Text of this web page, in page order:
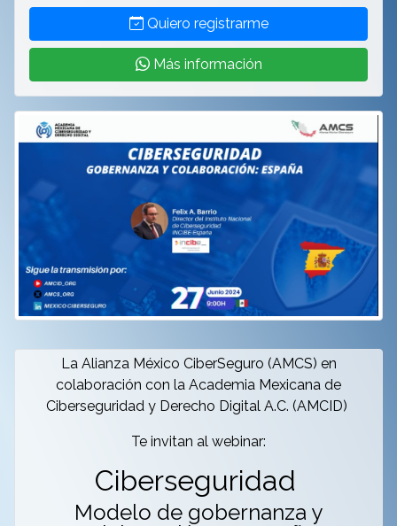
La Alianza México CiberSeguro (AMCS) en
colaboración con la Academia Mexicana de
Ciberseguridad y Derecho Digital A.C. (AMCID)
Te invitan al webinar:
Ciberseguridad
Modelo de gobernanza y
Quiero registrarme
Más información